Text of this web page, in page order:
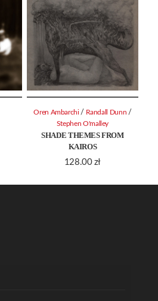
SHADE THEMES FROM
KAIROS
128.00 zł
Oren Ambarchi / Randall Dunn /
Stephen O'malley